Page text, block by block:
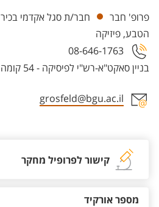
יחידות
פרופ' חבר חבר/ת סגל אקדמי בכיר
הטבע, פיזיקה
בניין סאקט"א-רש"י לפיסיקה - 54 קומה 3 חדר 312, קמפוס מרקוס
08-646-1763
grosfeld@bgu.ac.il
קישור לפרופיל מחקר
מספר אורקיד